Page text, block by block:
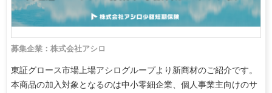
募集企業：株式会社アシロ
東証グロース市場上場アシログループより新商材のご紹介です。
本商品の加入対象となるのは中小零細企業、個人事業主向けのサ